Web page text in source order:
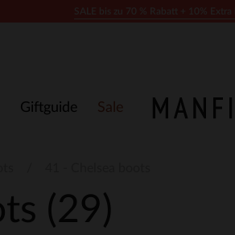
Giftguide Sale
(29)